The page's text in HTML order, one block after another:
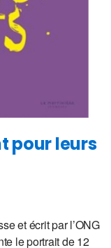
pour leurs
et écrit par l’ONG
le portrait de 12